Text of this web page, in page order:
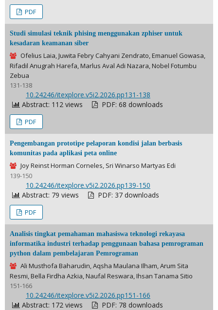
PDF
Studi simulasi teknik phising menggunakan zphiser untuk
kesadaran keamanan siber
Ofelius Laia, Juwita Febry Cahyani Zendrato, Emanuel Gowasa,
Rifadil Anugrah Harefa, Marlus Aval Adi Nazara, Nobel Fotumbu
Zebua
131-138
10.24246/itexplore.v5i2.2026.pp131-138
Abstract: 112 views
PDF: 68 downloads
PDF
Pengembangan prototipe pelaporan kondisi jalan berbasis
komunitas pada aplikasi peta online
Joy Reinst Horman Corneles, Sri Winarso Martyas Edi
139-150
10.24246/itexplore.v5i2.2026.pp139-150
Abstract: 79 views
PDF: 37 downloads
PDF
Analisis tingkat pemahaman mahasiswa teknologi rekayasa
informatika industri terhadap penggunaan bahasa pemrograman
python dalam pembelajaran Pemrograman
Ali Musthofa Baharudin, Aqsha Maulana Ilham, Arum Sita
Resmi, Bella Firdha Azkia, Naufal Reswara, Ihsan Tanama Sitio
151-166
10.24246/itexplore.v5i2.2026.pp151-166
Abstract: 172 views
PDF: 78 downloads